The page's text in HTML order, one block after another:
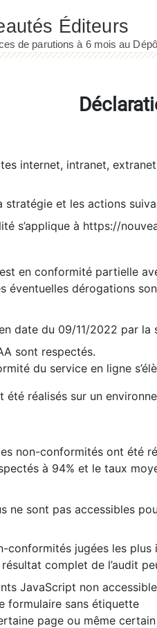
internet, intranet,
et les actions
s’applique à https://
est en conformité partielle
éventuelles dérogations
date du 09/11/2022 par
sont respectés.
du service en ligne
été réalisés sur un
non-conformités ont été
à 94% et le taux
ne sont pas accessibles
conformités jugées les
résultat complet de l’audit
JavaScript non
formulaire sans étiquette
page ou même